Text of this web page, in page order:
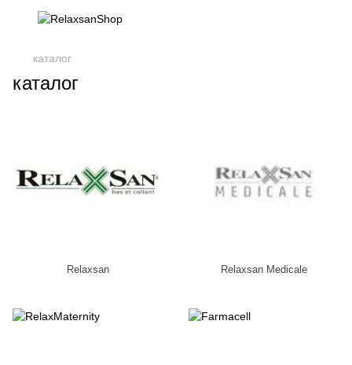
каталог
каталог
Relaxsan Relaxsan Medicale